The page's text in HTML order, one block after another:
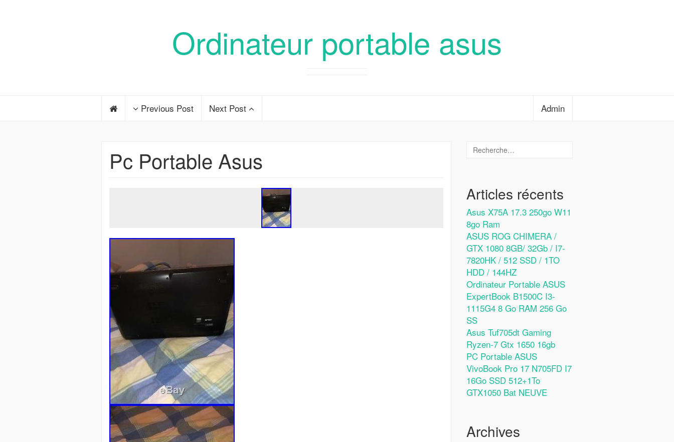
Ordinateur portable asus
Previous Post Next Post Admin
Pc Portable Asus
Articles récents
Asus X75A 17.3 250go W11
8go Ram
ASUS ROG CHIMERA /
GTX 1080 8GB/ 32Gb / I7-
7820HK / 512 SSD / 1TO
HDD / 144HZ
Ordinateur Portable ASUS
ExpertBook B1500C I3-
1115G4 8 Go RAM 256 Go
SS
Asus Tuf705dt Gaming
Ryzen-7 Gtx 1650 16gb
PC Portable ASUS
VivoBook Pro 17 N705FD I7
16Go SSD 512+1To
GTX1050 Bat NEUVE
Archives